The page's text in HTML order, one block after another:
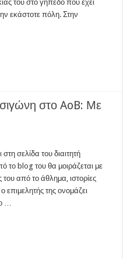
του στο γήπεδο που έχει
εκάστοτε πόλη. Στην
στο AoB: Με
σελίδα του διαιτητή
το blog του θα μοιράζεται με
του από το άθλημα, ιστορίες
επιμελητής της ονομάζει
…